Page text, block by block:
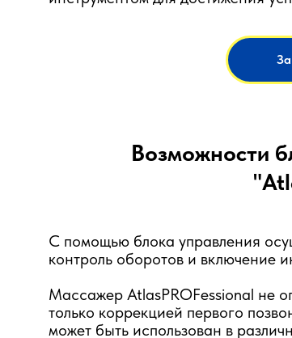
Возможности
С помощью блока управления
контроль оборотов и включение
Массажер AtlasPROFessional не
только коррекцией первого
может быть использован в